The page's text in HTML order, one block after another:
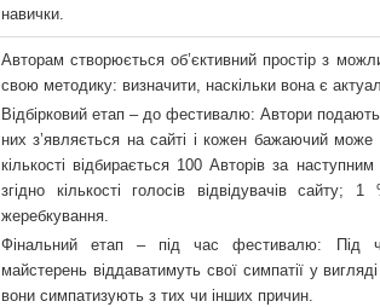
навички.
Авторам створюється об’єктивний простір з
свою методику: визначити, наскільки вона є
Відбірковий етап – до фестивалю: Автори
них з’являється на сайті і кожен бажаючий може
кількості відбирається 100 Авторів за
згідно кількості голосів відвідувачів
жеребкування.
Фінальний етап – під час фестивалю: Під
майстерень віддаватимуть свої симпатії у
вони симпатизують з тих чи інших причин.